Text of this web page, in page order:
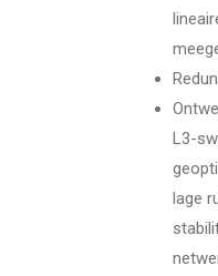
L3-
lage